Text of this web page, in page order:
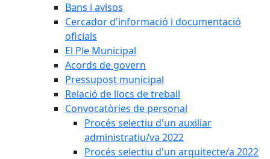
Bans i avisos
Cercador d'informació i documentació
oficials
El Ple Municipal
Acords de govern
Pressupost municipal
Relació de llocs de treball
Convocatòries de personal
Procés selectiu d'un auxiliar
administratiu/va 2022
Procés selectiu d'un arquitecte/a 2022